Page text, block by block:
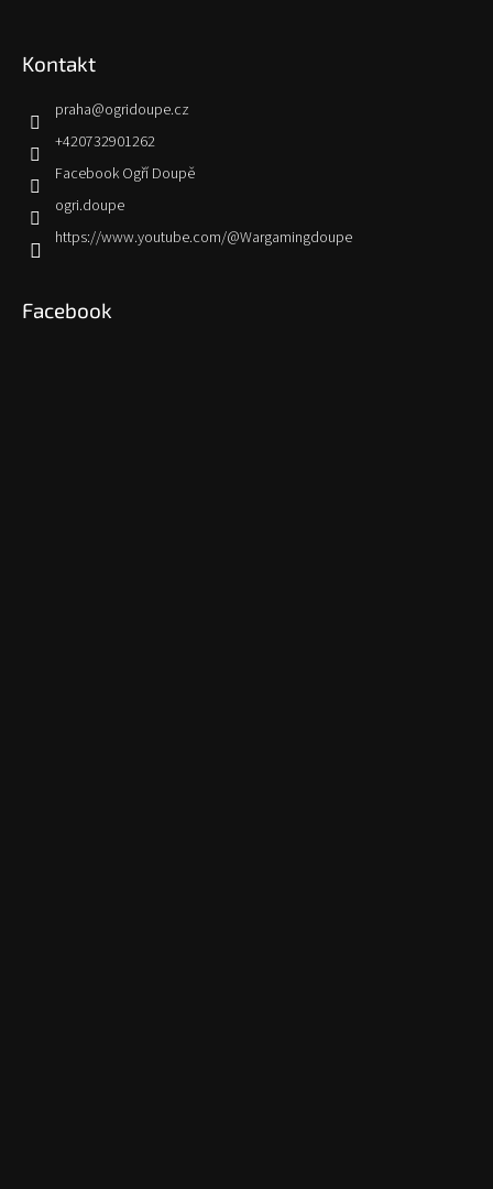
Kontakt
praha@ogridoupe.cz
+420732901262
Facebook Ogří Doupě
ogri.doupe
https://www.youtube.com/@Wargamingdoupe
Facebook